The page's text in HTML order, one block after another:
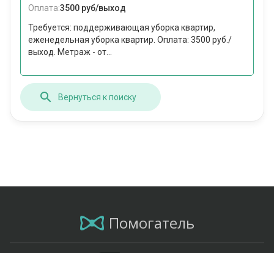
Оплата:3500 руб/выход
Требуется: поддерживающая уборка квартир,
еженедельная уборка квартир. Оплата: 3500 руб./
выход. Метраж - от...
Вернуться к поиску
Помогатель